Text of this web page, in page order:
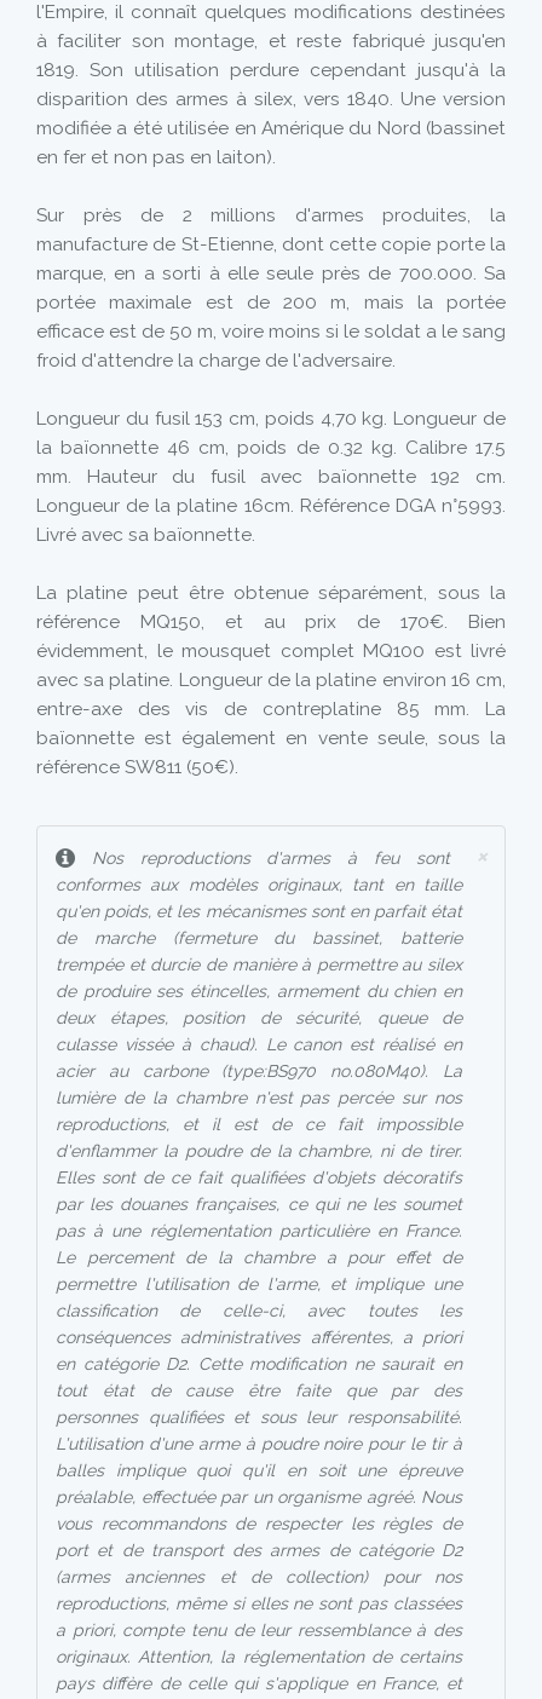
l'Empire, il connaît quelques modifications destinées
à faciliter son montage, et reste fabriqué jusqu'en
1819. Son utilisation perdure cependant jusqu'à la
disparition des armes à silex, vers 1840. Une version
modifiée a été utilisée en Amérique du Nord (bassinet
en fer et non pas en laiton).
Sur près de 2 millions d'armes produites, la
manufacture de St-Etienne, dont cette copie porte la
marque, en a sorti à elle seule près de 700.000. Sa
portée maximale est de 200 m, mais la portée
efficace est de 50 m, voire moins si le soldat a le sang
froid d'attendre la charge de l'adversaire.
Longueur du fusil 153 cm, poids 4,70 kg. Longueur de
la baïonnette 46 cm, poids de 0.32 kg. Calibre 17.5
mm. Hauteur du fusil avec baïonnette 192 cm.
Longueur de la platine 16cm. Référence DGA n°5993.
Livré avec sa baïonnette.
La platine peut être obtenue séparément, sous la
référence MQ150, et au prix de 170€. Bien
évidemment, le mousquet complet MQ100 est livré
avec sa platine. Longueur de la platine environ 16 cm,
entre-axe des vis de contreplatine 85 mm. La
baïonnette est également en vente seule, sous la
référence SW811 (50€).
×
Nos reproductions d'armes à feu sont
conformes aux modèles originaux, tant en taille
qu'en poids, et les mécanismes sont en parfait état
de marche (fermeture du bassinet, batterie
trempée et durcie de manière à permettre au silex
de produire ses étincelles, armement du chien en
deux étapes, position de sécurité, queue de
culasse vissée à chaud). Le canon est réalisé en
acier au carbone (type:BS970 no.080M40). La
lumière de la chambre n'est pas percée sur nos
reproductions, et il est de ce fait impossible
d'enflammer la poudre de la chambre, ni de tirer.
Elles sont de ce fait qualifiées d'objets décoratifs
par les douanes françaises, ce qui ne les soumet
pas à une réglementation particulière en France.
Le percement de la chambre a pour effet de
permettre l'utilisation de l'arme, et implique une
classification de celle-ci, avec toutes les
conséquences administratives afférentes, a priori
en catégorie D2. Cette modification ne saurait en
tout état de cause être faite que par des
personnes qualifiées et sous leur responsabilité.
L'utilisation d'une arme à poudre noire pour le tir à
balles implique quoi qu'il en soit une épreuve
préalable, effectuée par un organisme agréé. Nous
vous recommandons de respecter les règles de
port et de transport des armes de catégorie D2
(armes anciennes et de collection) pour nos
reproductions, même si elles ne sont pas classées
a priori, compte tenu de leur ressemblance à des
originaux. Attention, la réglementation de certains
pays diffère de celle qui s'applique en France, et